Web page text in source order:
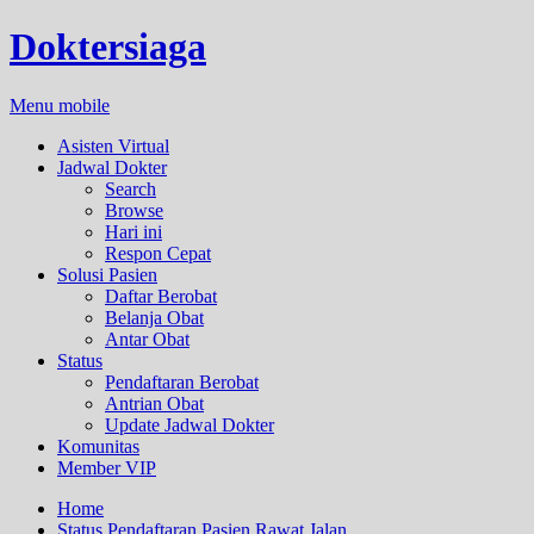
Doktersiaga
Menu mobile
Asisten Virtual
Jadwal Dokter
Search
Browse
Hari ini
Respon Cepat
Solusi Pasien
Daftar Berobat
Belanja Obat
Antar Obat
Status
Pendaftaran Berobat
Antrian Obat
Update Jadwal Dokter
Komunitas
Member VIP
Home
Status Pendaftaran Pasien Rawat Jalan